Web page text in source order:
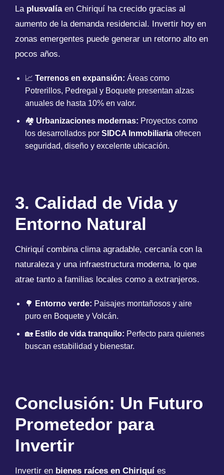
La plusvalíaen Chiriquí ha crecido gracias al
aumento de la demanda residencial. Invertir hoy en
zonas emergentes puede generar un retorno alto en
pocos años.
📈 Terrenos en expansión: Áreas como
Potrerillos, Pedregal y Boquete presentan alzas
anuales de hasta 10% en valor.
🏘 Urbanizaciones modernas: Proyectos como
los desarrollados por SIDCA Inmobiliaria ofrecen
seguridad, diseño y excelente ubicación.
3. Calidad de Vida y
Entorno Natural
Chiriquí combina clima agradable, cercanía con la
naturaleza y una infraestructura moderna, lo que
atrae tanto a familias locales como a extranjeros.
🌳 Entorno verde: Paisajes montañosos y aire
puro en Boquete y Volcán.
🏡 Estilo de vida tranquilo: Perfecto para quienes
buscan estabilidad y bienestar.
Conclusión: Un Futuro
Prometedor para
Invertir
Invertir en bienes raíces en Chiriquí es